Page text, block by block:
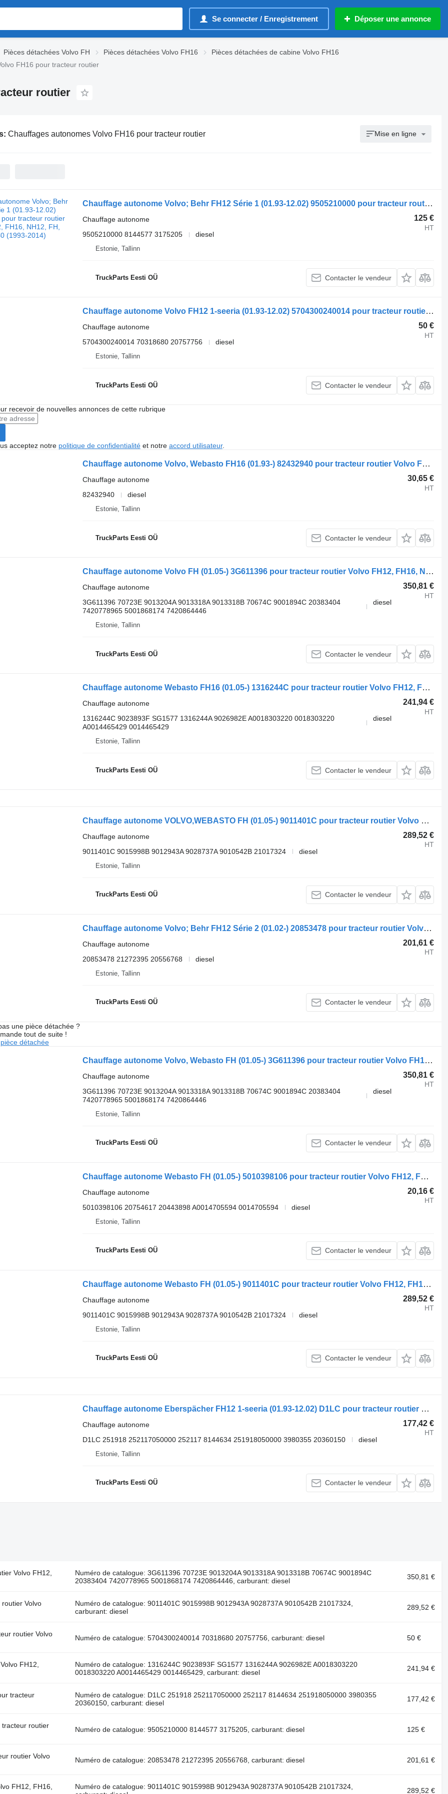
Se connecter / Enregistrement Déposer une annonce
Pièces détachées Volvo FH Pièces détachées Volvo FH16
Pièces détachées de cabine Volvo FH16
FH16 pour tracteur routier
routier
Chauffages autonomes Volvo FH16 pour tracteur routier Mise en ligne
Chauffage autonome Volvo; Behr FH12 Série 1 (01.93-12.02) 9505210000 pour tracteur routier Volvo FH12, FH16, NH12, FH, VNL780 (1993-2014)
125 €
HT
Chauffage autonome
9505210000 8144577 3175205
diesel
Estonie, Tallinn
TruckParts Eesti OÜ Contacter le vendeur
Chauffage autonome Volvo FH12 1-seeria (01.93-12.02) 5704300240014 pour tracteur routier Volvo FH12, FH16, NH12, FH, VNL780 (1993-2014)
50 €
HT
Chauffage autonome
5704300240014 70318680 20757756
diesel
Estonie, Tallinn
TruckParts Eesti OÜ Contacter le vendeur
recevoir de nouvelles annonces de cette rubrique
acceptez notre politique de confidentialitéet notre accord utilisateur.
Chauffage autonome Volvo, Webasto FH16 (01.93-) 82432940 pour tracteur routier Volvo FH12, FH16, NH12, FH, VNL780 (1993-2014)
30,65 €
HT
Chauffage autonome
82432940
diesel
Estonie, Tallinn
TruckParts Eesti OÜ Contacter le vendeur
Chauffage autonome Volvo FH (01.05-) 3G611396 pour tracteur routier Volvo FH12, FH16, NH12, FH, VNL780 (1993-2014)
350,81 €
HT
Chauffage autonome
3G611396 70723E 9013204A 9013318A 9013318B 70674C 9001894С 20383404
7420778965 5001868174 7420864446
diesel
Estonie, Tallinn
TruckParts Eesti OÜ Contacter le vendeur
Chauffage autonome Webasto FH16 (01.05-) 1316244C pour tracteur routier Volvo FH12, FH16, NH12, FH, VNL780 (1993-2014)
241,94 €
HT
Chauffage autonome
1316244C 9023893F SG1577 1316244A 9026982E A0018303220 0018303220
A0014465429 0014465429
diesel
Estonie, Tallinn
TruckParts Eesti OÜ Contacter le vendeur
Chauffage autonome VOLVO,WEBASTO FH (01.05-) 9011401C pour tracteur routier Volvo FH12, FH16, NH12, FH, VNL780 (1993-2014)
289,52 €
HT
Chauffage autonome
9011401C 9015998B 9012943A 9028737A 9010542B 21017324
diesel
Estonie, Tallinn
TruckParts Eesti OÜ Contacter le vendeur
Chauffage autonome Volvo; Behr FH12 Série 2 (01.02-) 20853478 pour tracteur routier Volvo FH12, FH16, NH12, FH, VNL780 (1993-2014)
201,61 €
HT
Chauffage autonome
20853478 21272395 20556768
diesel
Estonie, Tallinn
TruckParts Eesti OÜ Contacter le vendeur
une pièce détachée ?
tout de suite !
détachée
Chauffage autonome Volvo, Webasto FH (01.05-) 3G611396 pour tracteur routier Volvo FH12, FH16, NH12, FH, VNL780 (1993-2014)
350,81 €
HT
Chauffage autonome
3G611396 70723E 9013204A 9013318A 9013318B 70674C 9001894С 20383404
7420778965 5001868174 7420864446
diesel
Estonie, Tallinn
TruckParts Eesti OÜ Contacter le vendeur
Chauffage autonome Webasto FH (01.05-) 5010398106 pour tracteur routier Volvo FH12, FH16, NH12, FH, VNL780 (1993-2014)
20,16 €
HT
Chauffage autonome
5010398106 20754617 20443898 A0014705594 0014705594
diesel
Estonie, Tallinn
TruckParts Eesti OÜ Contacter le vendeur
Chauffage autonome Webasto FH (01.05-) 9011401C pour tracteur routier Volvo FH12, FH16, NH12, FH, VNL780 (1993-2014)
289,52 €
HT
Chauffage autonome
9011401C 9015998B 9012943A 9028737A 9010542B 21017324
diesel
Estonie, Tallinn
TruckParts Eesti OÜ Contacter le vendeur
Chauffage autonome Eberspächer FH12 1-seeria (01.93-12.02) D1LC pour tracteur routier Volvo FH12, FH16, NH12, FH, VNL780 (1993-2014)
177,42 €
HT
Chauffage autonome
D1LC 251918 252117050000 252117 8144634 251918050000 3980355 20360150
diesel
Estonie, Tallinn
TruckParts Eesti OÜ Contacter le vendeur
Volvo FH12,
Numéro de catalogue: 3G611396 70723E 9013204A 9013318A 9013318B 70674C 9001894С
20383404 7420778965 5001868174 7420864446, carburant: diesel
350,81 €
Volvo
Numéro de catalogue: 9011401C 9015998B 9012943A 9028737A 9010542B 21017324,
carburant: diesel
289,52 €
routier Volvo
Numéro de catalogue: 5704300240014 70318680 20757756, carburant: diesel 50 €
FH12,
Numéro de catalogue: 1316244C 9023893F SG1577 1316244A 9026982E A0018303220
0018303220 A0014465429 0014465429, carburant: diesel
241,94 €
tracteur
Numéro de catalogue: D1LC 251918 252117050000 252117 8144634 251918050000 3980355
20360150, carburant: diesel
177,42 €
routier
Numéro de catalogue: 9505210000 8144577 3175205, carburant: diesel 125 €
routier Volvo
Numéro de catalogue: 20853478 21272395 20556768, carburant: diesel 201,61 €
FH12, FH16,
Numéro de catalogue: 9011401C 9015998B 9012943A 9028737A 9010542B 21017324,
289,52 €